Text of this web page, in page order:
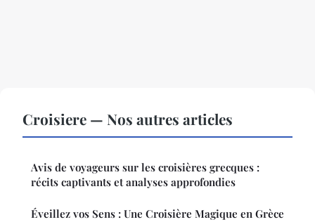
Croisiere — Nos autres articles
Avis de voyageurs sur les croisières grecques :
récits captivants et analyses approfondies
Éveillez vos Sens : Une Croisière Magique en Grèce